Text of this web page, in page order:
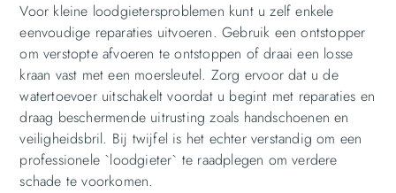
Voor kleine loodgietersproblemen kunt u zelf enkele
eenvoudige reparaties uitvoeren. Gebruik een ontstopper
om verstopte afvoeren te ontstoppen of draai een losse
kraan vast met een moersleutel. Zorg ervoor dat u de
watertoevoer uitschakelt voordat u begint met reparaties en
draag beschermende uitrusting zoals handschoenen en
veiligheidsbril. Bij twijfel is het echter verstandig om een
professionele `loodgieter` te raadplegen om verdere
schade te voorkomen.